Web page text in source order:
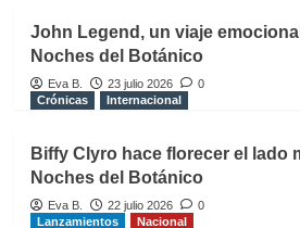
John Legend, un viaje
Noches del Botánico
Eva B. 23 julio 2026
0
Crónicas
Internacional
Biffy Clyro hace florecer el lado
Noches del Botánico
Eva B. 22 julio 2026
0
Lanzamientos
Nacional